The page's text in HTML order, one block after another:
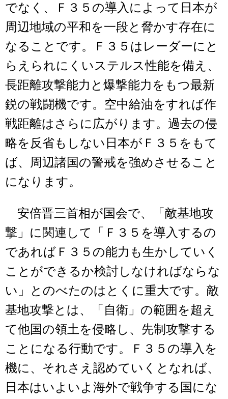
でなく、Ｆ３５の導入によって日本が
周辺地域の平和を一段と脅かす存在に
なることです。Ｆ３５はレーダーにと
らえられにくいステルス性能を備え、
長距離攻撃能力と爆撃能力をもつ最新
鋭の戦闘機です。空中給油をすれば作
戦距離はさらに広がります。過去の侵
略を反省もしない日本がＦ３５をもて
ば、周辺諸国の警戒を強めさせること
になります。
安倍晋三首相が国会で、「敵基地攻
撃」に関連して「Ｆ３５を導入するの
であればＦ３５の能力も生かしていく
ことができるか検討しなければならな
い」とのべたのはとくに重大です。敵
基地攻撃とは、「自衛」の範囲を超え
て他国の領土を侵略し、先制攻撃する
ことになる行動です。Ｆ３５の導入を
機に、それさえ認めていくとなれば、
日本はいよいよ海外で戦争する国にな